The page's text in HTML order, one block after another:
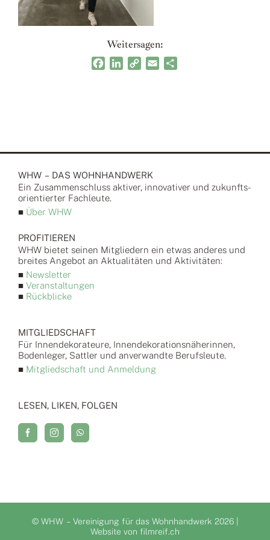
Weitersagen:
Facebook
LinkedIn
Copy
Email
WHW – DAS WOHNHANDWERK
Ein Zusammen­schluss aktiver, inno­vativer und zukunfts­
orientierter Fach­leute.
■ Über WHW
PROFITIEREN
WHW bietet seinen Mitgliedern ein etwas anderes und
breites Angebot an Aktualitäten und Aktivitäten:
■ Newsletter
■ Veranstaltungen
■ Rückblicke
MITGLIEDSCHAFT
Für Innendekorateure, Innendekorationsnäherinnen,
Bodenleger, Sattler und anverwandte Berufsleute.
■ Mitgliedschaft und Anmeldung
LESEN, LIKEN, FOLGEN
© WHW – Vereinigung für das Wohnhandwerk 2026 |
Website von filmreif.ch